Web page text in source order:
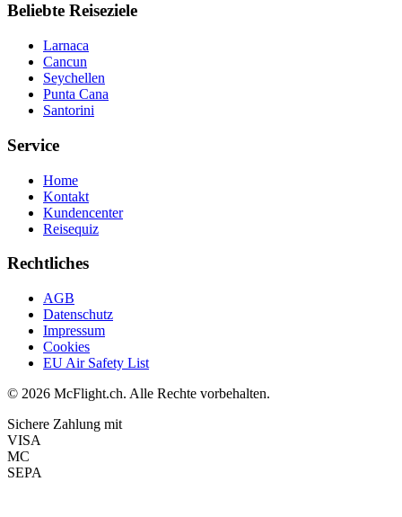
Beliebte Reiseziele
Larnaca
Cancun
Seychellen
Punta Cana
Santorini
Service
Home
Kontakt
Kundencenter
Reisequiz
Rechtliches
AGB
Datenschutz
Impressum
Cookies
EU Air Safety List
© 2026 McFlight.ch. Alle Rechte vorbehalten.
Sichere Zahlung mit
VISA
MC
SEPA